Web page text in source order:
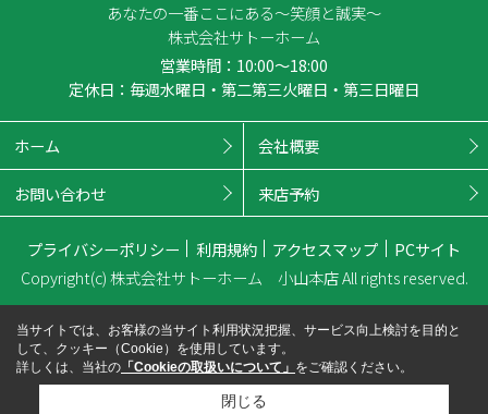
あなたの一番ここにある～笑顔と誠実～
株式会社サトーホーム
営業時間：10:00～18:00
定休日：毎週水曜日・第二第三火曜日・第三日曜日
ホーム 会社概要
お問い合わせ 来店予約
プライバシーポリシー 利用規約 アクセスマップ
PCサイト
Copyright(c) 株式会社サトーホーム 小山本店 All rights reserved.
当サイトでは、お客様の当サイト利用状況把握、サービス向上検討を目的と
して、クッキー（Cookie）を使用しています。
詳しくは、当社の 「Cookieの取扱いについて」 をご確認ください。
閉じる